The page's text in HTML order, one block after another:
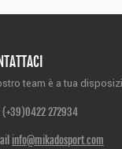
team è a tua
(+39)0422 272934
info@mikadosport.com